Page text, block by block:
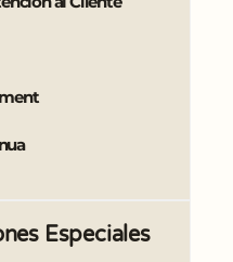
Especiales